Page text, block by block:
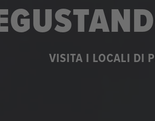
VISITA I LOCALI DI